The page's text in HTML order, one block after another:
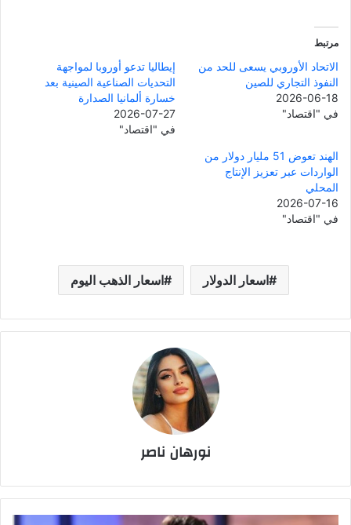
مرتبط
الاتحاد الأوروبي يسعى للحد من
النفوذ التجاري للصين
2026-06-18
في "اقتصاد"
إيطاليا تدعو أوروبا لمواجهة
التحديات الصناعية الصينية بعد
خسارة ألمانيا الصدارة
2026-07-27
في "اقتصاد"
الهند تعوض 51 مليار دولار من
الواردات عبر تعزيز الإنتاج
المحلي
2026-07-16
في "اقتصاد"
اسعار الدولار اسعار الذهب اليوم
نورهان ناصر